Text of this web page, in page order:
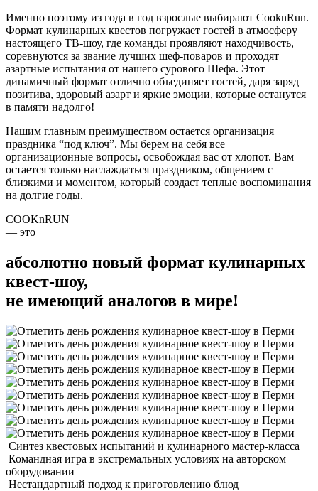
Именно поэтому из года в год взрослые выбирают CooknRun.
Формат кулинарных квестов погружает гостей в атмосферу
настоящего ТВ-шоу, где команды проявляют находчивость,
соревнуются за звание лучших шеф-поваров и проходят
азартные испытания от нашего сурового Шефа. Этот
динамичный формат отлично объединяет гостей, даря заряд
позитива, здоровый азарт и яркие эмоции, которые останутся
в памяти надолго!
Нашим главным преимуществом остается организация
праздника “под ключ”. Мы берем на себя все
организационные вопросы, освобождая вас от хлопот. Вам
остается только наслаждаться праздником, общением с
близкими и моментом, который создаст теплые воспоминания
на долгие годы.
COOKnRUN
— это
абсолютно новый формат кулинарных
квест-шоу,
не имеющий аналогов в мире!
Синтез квестовых испытаний и кулинарного мастер-класса
Командная игра в экстремальных условиях на авторском
оборудовании
Нестандартный подход к приготовлению блюд